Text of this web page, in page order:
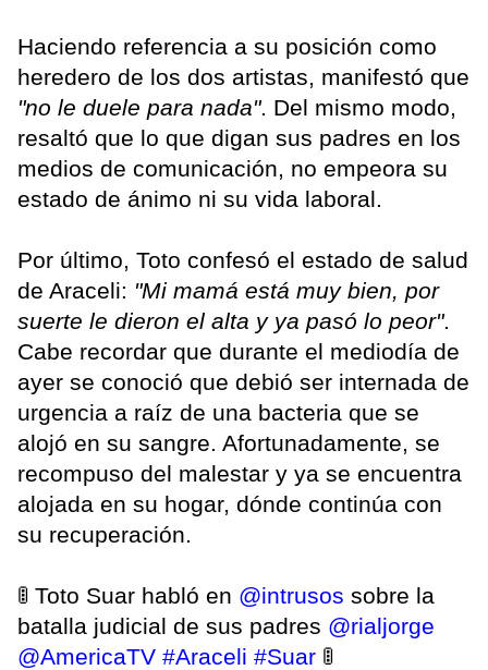
Haciendo referencia a su posición como
heredero de los dos artistas, manifestó que
"no le duele para nada". Del mismo modo,
resaltó que lo que digan sus padres en los
medios de comunicación, no empeora su
estado de ánimo ni su vida laboral.
Por último, Toto confesó el estado de salud
de Araceli: "Mi mamá está muy bien, por
suerte le dieron el alta y ya pasó lo peor".
Cabe recordar que durante el mediodía de
ayer se conoció que debió ser internada de
urgencia a raíz de una bacteria que se
alojó en su sangre. Afortunadamente, se
recompuso del malestar y ya se encuentra
alojada en su hogar, dónde continúa con
su recuperación.
🚦 Toto Suar habló en @intrusos sobre la
batalla judicial de sus padres @rialjorge
@AmericaTV #Araceli #Suar 🚦